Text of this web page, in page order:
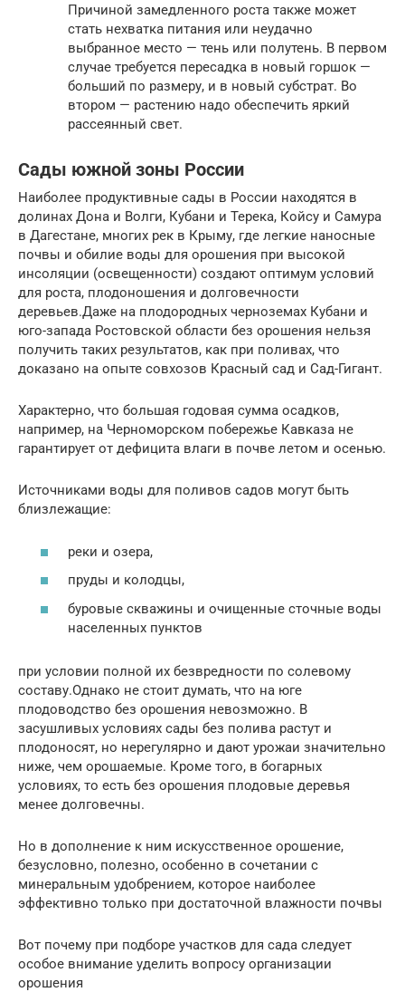
Причиной замедленного роста также может
стать нехватка питания или неудачно
выбранное место — тень или полутень. В первом
случае требуется пересадка в новый горшок —
больший по размеру, и в новый субстрат. Во
втором — растению надо обеспечить яркий
рассеянный свет.
Сады южной зоны России
Наиболее продуктивные сады в России находятся в
долинах Дона и Волги, Кубани и Терека, Койсу и Самура
в Дагестане, многих рек в Крыму, где легкие наносные
почвы и обилие воды для орошения при высокой
инсоляции (освещенности) создают оптимум условий
для роста, плодоношения и долговечности
деревьев.Даже на плодородных черноземах Кубани и
юго-запада Ростовской области без орошения нельзя
получить таких результатов, как при поливах, что
доказано на опыте совхозов Красный сад и Сад-Гигант.
Характерно, что большая годовая сумма осадков,
например, на Черноморском побережье Кавказа не
гарантирует от дефицита влаги в почве летом и осенью.
Источниками воды для поливов садов могут быть
близлежащие:
реки и озера,
пруды и колодцы,
буровые скважины и очищенные сточные воды
населенных пунктов
при условии полной их безвредности по солевому
составу.Однако не стоит думать, что на юге
плодоводство без орошения невозможно. В
засушливых условиях сады без полива растут и
плодоносят, но нерегулярно и дают урожаи значительно
ниже, чем орошаемые. Кроме того, в богарных
условиях, то есть без орошения плодовые деревья
менее долговечны.
Но в дополнение к ним искусственное орошение,
безусловно, полезно, особенно в сочетании с
минеральным удобрением, которое наиболее
эффективно только при достаточной влажности почвы
Вот почему при подборе участков для сада следует
особое внимание уделить вопросу организации
орошения